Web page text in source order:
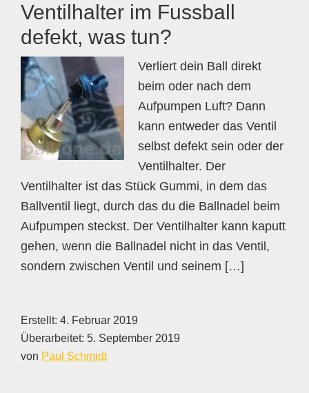
Ventilhalter im Fussball
defekt, was tun?
Verliert dein Ball direkt
beim oder nach dem
Aufpumpen Luft? Dann
kann entweder das Ventil
selbst defekt sein oder der
Ventilhalter. Der
Ventilhalter ist das Stück Gummi, in dem das
Ballventil liegt, durch das du die Ballnadel beim
Aufpumpen steckst. Der Ventilhalter kann kaputt
gehen, wenn die Ballnadel nicht in das Ventil,
sondern zwischen Ventil und seinem […]
Erstellt: 4. Februar 2019
Überarbeitet: 5. September 2019
von Paul Schmidt